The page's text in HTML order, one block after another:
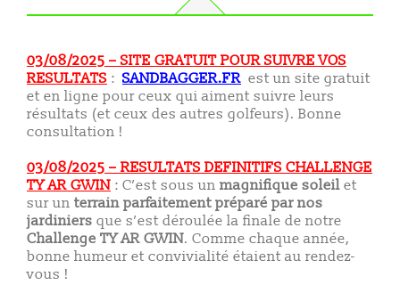
03/08/2025 – SITE GRATUIT POUR SUIVRE VOS
RESULTATS : SANDBAGGER.FR est un site gratuit
et en ligne pour ceux qui aiment suivre leurs
résultats (et ceux des autres golfeurs). Bonne
consultation !
03/08/2025 – RESULTATS DEFINITIFS CHALLENGE
TY AR GWIN : C’est sous un magnifique soleil et
sur un terrain parfaitement préparé par nos
jardiniers que s’est déroulée la finale de notre
Challenge TY AR GWIN. Comme chaque année,
bonne humeur et convivialité étaient au rendez-
vous !